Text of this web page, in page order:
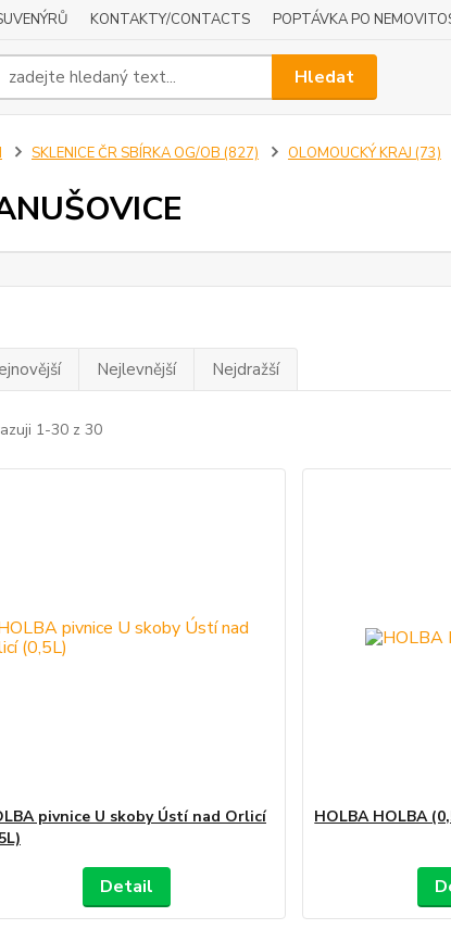
KONTAKTY/CONTACTS POPTÁVKA PO
Hledat
SKLENICE ČR SBÍRKA OG/OB (827) OLOMOUCKÝ KRAJ (73)
Nejlevnější Nejdražší
1-30 z 30
pivnice U skoby Ústí nad Orlicí
Detail
HOLBA HOLBA